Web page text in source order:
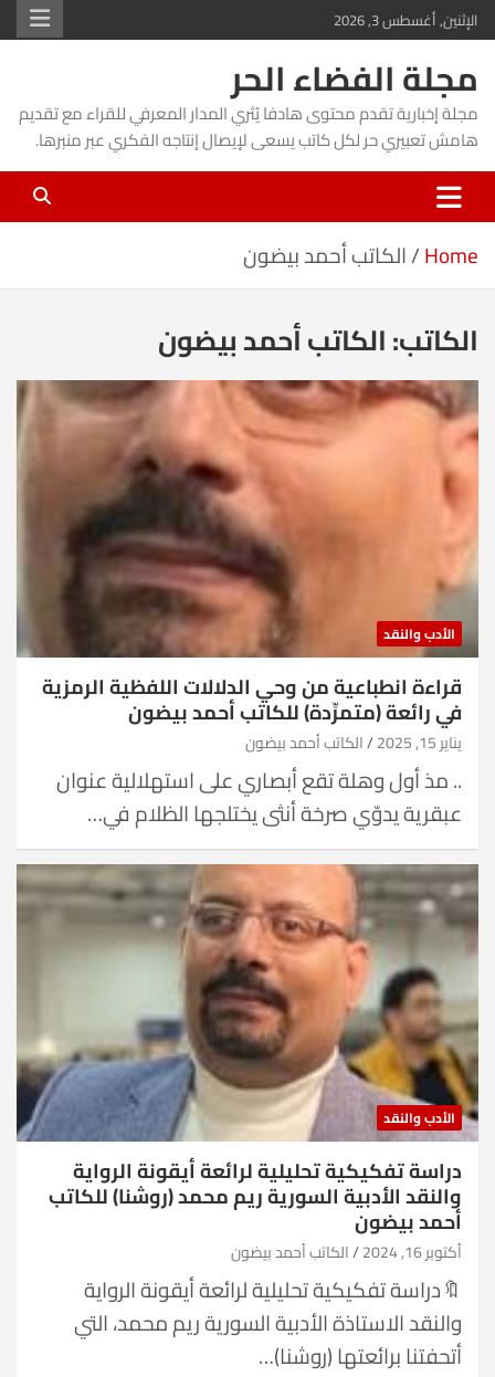
Skip
to
content
الإثنين, أغسطس 3, 2026
مجلة الفضاء الحر
مجلة إخبارية تقدم محتوى هادفا يُثري المدار المعرفي للقراء مع تقديم
هامش تعبيري حر لكل كاتب يسعى لإيصال إنتاجه الفكري عبر منبرها.
Home الكاتب أحمد بيضون
الكاتب:الكاتب أحمد بيضون
الأدب والنقد
قراءة انطباعية من وحي الدلالات اللفظية الرمزية
في رائعة (متمرِّدة) للكاتب أحمد بيضون
يناير 15, 2025 الكاتب أحمد بيضون
.. مذ أول وهلة تقع أبصاري على استهلالية عنوان
عبقرية يدوّي صرخة أنثى يختلجها الظلام في…
الأدب والنقد
دراسة تفكيكية تحليلية لرائعة أيقونة الرواية
والنقد الأدبية السورية ريم محمد (روشنا) للكاتب
أحمد بيضون
أكتوبر 16, 2024 الكاتب أحمد بيضون
🔖دراسة تفكيكية تحليلية لرائعة أيقونة الرواية
والنقد الاستاذة الأدبية السورية ريم محمد، التي
أتحفتنا برائعتها (روشنا)…